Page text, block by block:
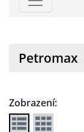
Petromax
Zobrazení: